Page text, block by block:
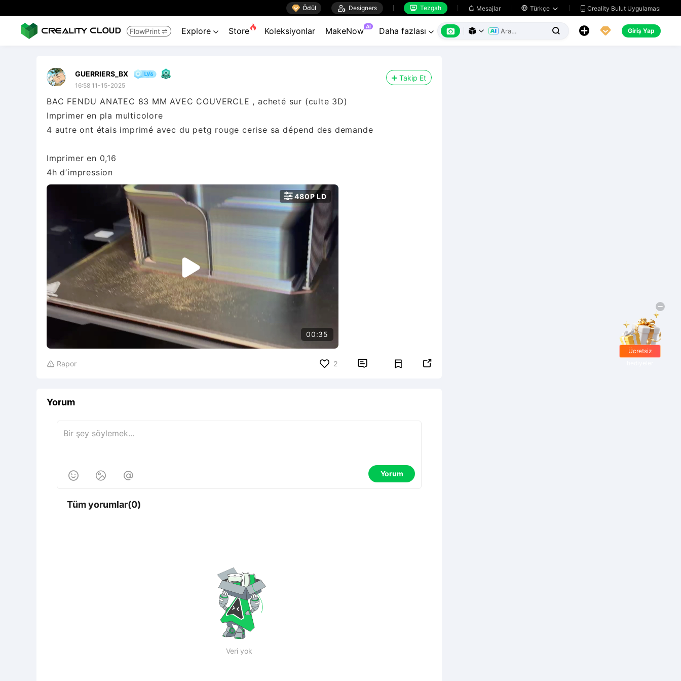
 Ödül  Designers  Tezgah  Mesajlar  Türkçe   Creality Bulut Uygulaması
FlowPrint  Explore  Store Koleksiyonlar MakeNow AI Daha fazlası        Giriş Yap
GUERRIERS_BX
16:58 11-15-2025
Takip Et
BAC FENDU ANATEC 83 MM AVEC COUVERCLE , acheté sur (culte 3D)
Imprimer en pla multicolore
4 autre ont étais imprimé avec du petg rouge cerise sa dépend des demande
Imprimer en 0,16
4h d’impression
00:35

480P LD
 Rapor 2  
Yorum
   Yorum
Tüm yorumlar(0)
Veri yok
Ücretsiz